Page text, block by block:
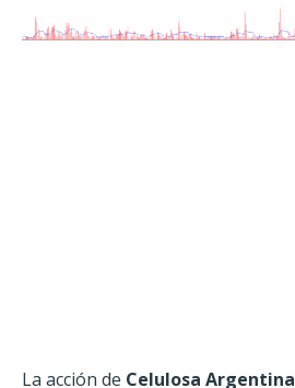
La acción de Celulosa Argentina